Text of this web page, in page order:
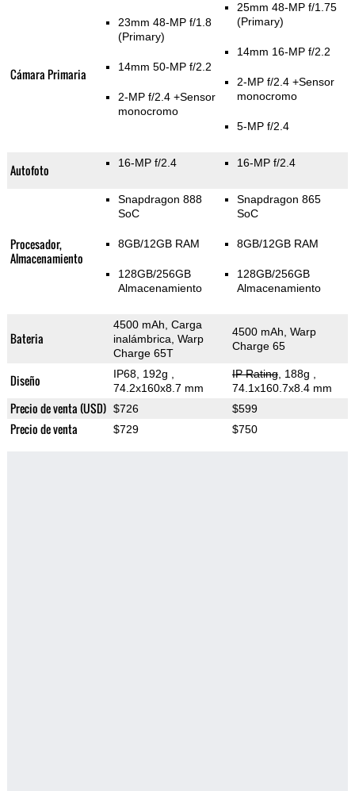
Cámara Primaria
23mm 48-MP f/1.8
(Primary)
14mm 50-MP f/2.2
2-MP f/2.4 +Sensor
monocromo
25mm 48-MP f/1.75
(Primary)
14mm 16-MP f/2.2
2-MP f/2.4 +Sensor
monocromo
5-MP f/2.4
Autofoto 16-MP f/2.4 16-MP f/2.4
Procesador,
Almacenamiento
Snapdragon 888
SoC
8GB/12GB RAM
128GB/256GB
Almacenamiento
Snapdragon 865
SoC
8GB/12GB RAM
128GB/256GB
Almacenamiento
Bateria
4500 mAh, Carga
inalámbrica, Warp
Charge 65T
4500 mAh, Warp
Charge 65
Diseño IP68, 192g
74.2x160x8.7 mm
IP Rating, 188g
74.1x160.7x8.4 mm
Precio de venta (USD) $726 $599
Precio de venta $729 $750